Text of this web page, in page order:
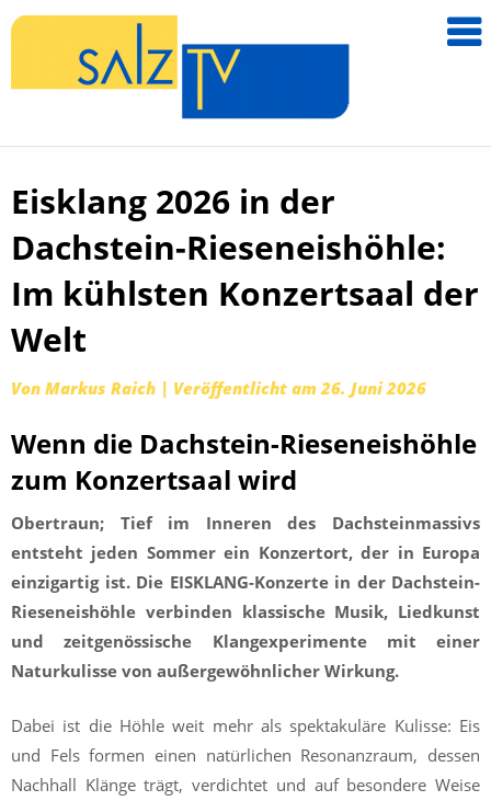
salzTV –
Zum
springen
Eisklang 2026 in der
Dachstein-Rieseneishöhle:
Im kühlsten Konzertsaal der
Welt
Von Markus Raich | Veröffentlicht am26. Juni 2026
Wenn die Dachstein-Rieseneishöhle
zum Konzertsaal wird
Obertraun; Tief im Inneren des Dachsteinmassivs
entsteht jeden Sommer ein Konzertort, der in Europa
einzigartig ist. Die EISKLANG-Konzerte in der Dachstein-
Rieseneishöhle verbinden klassische Musik, Liedkunst
und zeitgenössische Klangexperimente mit einer
Naturkulisse von außergewöhnlicher Wirkung.
Dabei ist die Höhle weit mehr als spektakuläre Kulisse: Eis
und Fels formen einen natürlichen Resonanzraum, dessen
Nachhall Klänge trägt, verdichtet und auf besondere Weise